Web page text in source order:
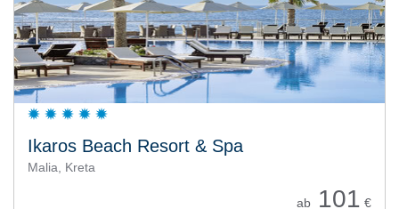
Ikaros Beach Resort & Spa
Malia, Kreta
ab 101 €